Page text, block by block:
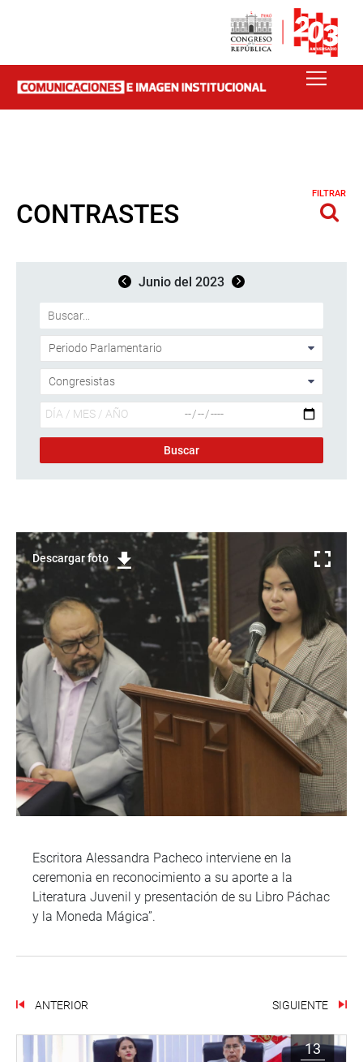
CONTRASTES
FILTRAR
Junio del 2023
Descargar foto
Escritora Alessandra Pacheco interviene en la
ceremonia en reconocimiento a su aporte a la
Literatura Juvenil y presentación de su Libro Páchac
y la Moneda Mágica”.
ANTERIOR SIGUIENTE
13